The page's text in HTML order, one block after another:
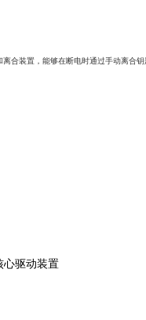
合装置，能够在断电时通过手动离合钥
心驱动装置